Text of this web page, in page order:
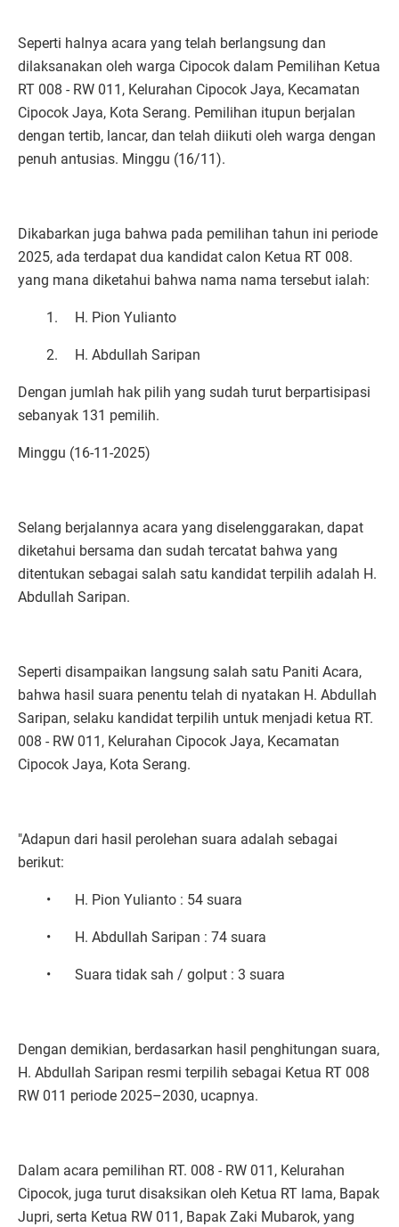
Seperti halnya acara yang telah berlangsung dan
dilaksanakan oleh warga Cipocok dalam Pemilihan Ketua
RT 008 - RW 011, Kelurahan Cipocok Jaya, Kecamatan
Cipocok Jaya, Kota Serang. Pemilihan itupun berjalan
dengan tertib, lancar, dan telah diikuti oleh warga dengan
penuh antusias. Minggu (16/11).
Dikabarkan juga bahwa pada pemilihan tahun ini periode
2025, ada terdapat dua kandidat calon Ketua RT 008.
yang mana diketahui bahwa nama nama tersebut ialah:
1. H. Pion Yulianto
2. H. Abdullah Saripan
Dengan jumlah hak pilih yang sudah turut berpartisipasi
sebanyak 131 pemilih.
Minggu (16-11-2025)
Selang berjalannya acara yang diselenggarakan, dapat
diketahui bersama dan sudah tercatat bahwa yang
ditentukan sebagai salah satu kandidat terpilih adalah H.
Abdullah Saripan.
Seperti disampaikan langsung salah satu Paniti Acara,
bahwa hasil suara penentu telah di nyatakan H. Abdullah
Saripan, selaku kandidat terpilih untuk menjadi ketua RT.
008 - RW 011, Kelurahan Cipocok Jaya, Kecamatan
Cipocok Jaya, Kota Serang.
"Adapun dari hasil perolehan suara adalah sebagai
berikut:
• H. Pion Yulianto : 54 suara
• H. Abdullah Saripan : 74 suara
• Suara tidak sah / golput : 3 suara
Dengan demikian, berdasarkan hasil penghitungan suara,
H. Abdullah Saripan resmi terpilih sebagai Ketua RT 008
RW 011 periode 2025–2030, ucapnya.
Dalam acara pemilihan RT. 008 - RW 011, Kelurahan
Cipocok, juga turut disaksikan oleh Ketua RT lama, Bapak
Jupri, serta Ketua RW 011, Bapak Zaki Mubarok, yang